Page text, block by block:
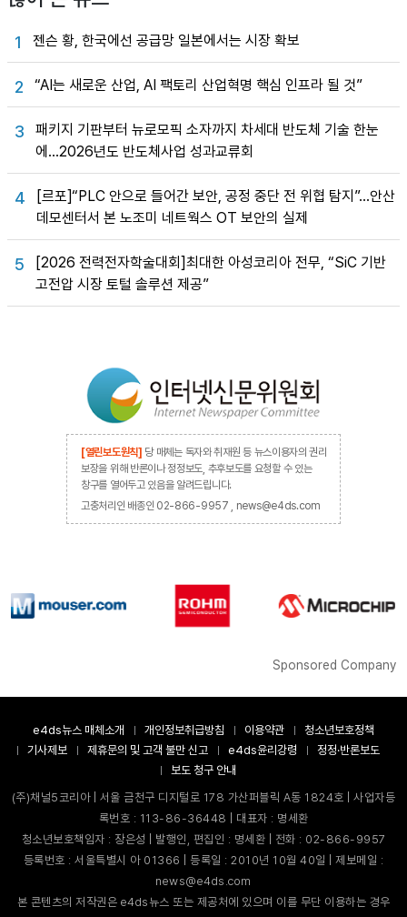
1 젠슨 황, 한국에선 공급망 일본에서는 시장 확보
2 “AI는 새로운 산업, AI 팩토리 산업혁명 핵심 인프라 될 것”
3
패키지 기판부터 뉴로모픽 소자까지 차세대 반도체 기술 한눈
에…2026년도 반도체사업 성과교류회
4
[르포]“PLC 안으로 들어간 보안, 공정 중단 전 위협 탐지”…안산
데모센터서 본 노조미 네트웍스 OT 보안의 실제
5
[2026 전력전자학술대회]최대한 아성코리아 전무, “SiC 기반
고전압 시장 토털 솔루션 제공”
[열린보도원칙] 당 매체는 독자와 취재원 등 뉴스이용자의 권리
보장을 위해 반론이나 정정보도, 추후보도를 요청할 수 있는
창구를 열어두고 있음을 알려드립니다.
고충처리인 배종인 02-866-9957 , news@e4ds.com
Sponsored Company
e4ds뉴스 매체소개 개인정보취급방침 이용약관
청소년보호정책
기사제보
제휴문의 및 고객 불만 신고 e4ds윤리강령
정정·반론보도
보도 청구 안내
(주)채널5코리아 | 서울 금천구 디지털로 178 가산퍼블릭 A동 1824호 | 사업자등
록번호 : 113-86-36448 | 대표자 : 명세환
청소년보호책임자 : 장은성 | 발행인, 편집인 : 명세환 | 전화 : 02-866-9957
등록번호 : 서울특별시 아 01366 | 등록일 : 2010년 10월 40일 | 제보메일 :
news@e4ds.com
본 콘텐츠의 저작권은 e4ds뉴스 또는 제공처에 있으며 이를 무단 이용하는 경우